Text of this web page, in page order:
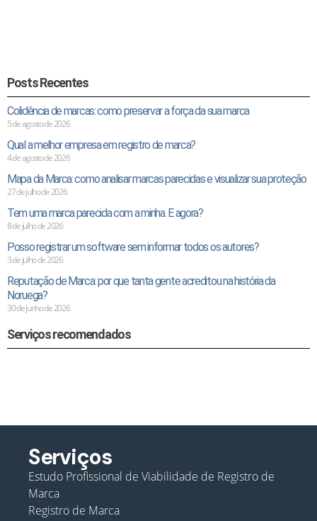
Posts Recentes
Colidência de marcas: como preservar a força da sua marca
5 de agosto de 2026
Qual a melhor empresa em registro de marca?
4 de agosto de 2026
Mapa da Marca: como analisar marcas parecidas e visualizar sua proteção
27 de julho de 2026
Tem uma marca parecida com a minha. E agora?
8 de julho de 2026
Posso registrar um software sem informar todos os autores?
3 de julho de 2026
Reputação de Marca: por que tanta gente acreditou na história da
Noruega?
30 de junho de 2026
Serviços recomendados
Serviços
Estudo Profissional de Viabilidade de Registro de
Marca
Registro de Marca